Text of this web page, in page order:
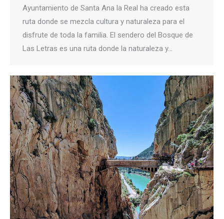
Ayuntamiento de Santa Ana la Real ha creado esta
ruta donde se mezcla cultura y naturaleza para el
disfrute de toda la familia. El sendero del Bosque de
Las Letras es una ruta donde la naturaleza y…